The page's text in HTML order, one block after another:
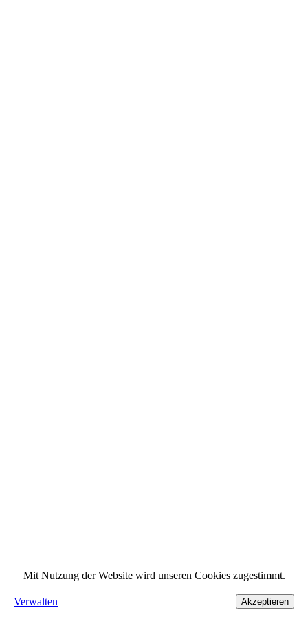
Mit Nutzung der Website wird unseren Cookies zugestimmt.
Verwalten Akzeptieren